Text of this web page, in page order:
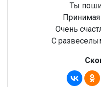
Ты
Принимая
Очень
С